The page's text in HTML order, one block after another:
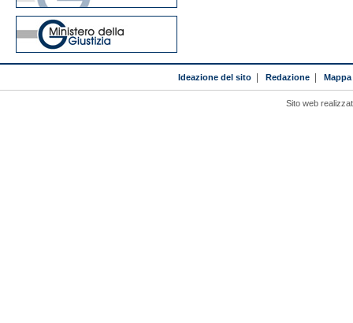
Ideazione del sito| Redazione|
Sito web